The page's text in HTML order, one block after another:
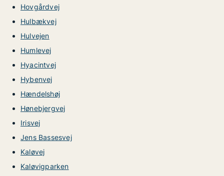
Hovgårdvej
Hulbækvej
Hulvejen
Humlevej
Hyacintvej
Hybenvej
Hændelshøj
Hønebjergvej
Irisvej
Jens Bassesvej
Kaløvej
Kaløvigparken